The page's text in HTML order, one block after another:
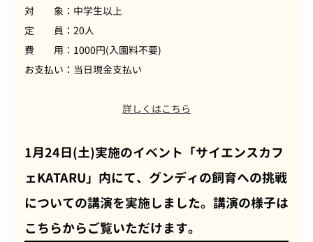
対 象：中学生以上
定 員：20人
費 用：1000円(入園料不要)
お支払い：当日現金支払い
詳しくはこちら
1月24日(土)実施のイベント「サイエンスカフ
ェKATARU」内にて、グンディの飼育への挑戦
についての講演を実施しました。講演の様子は
こちらからご覧いただけます。